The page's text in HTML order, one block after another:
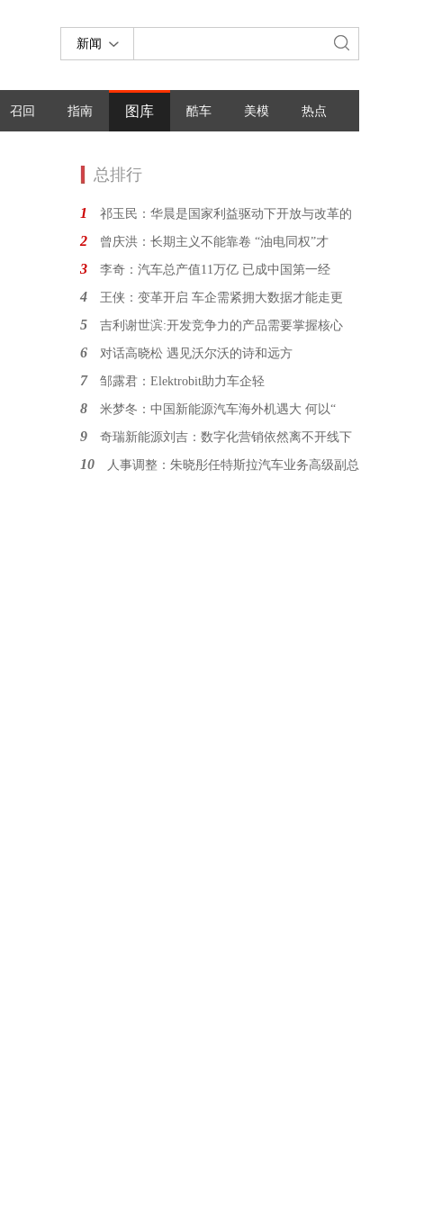
新闻
召回 指南 图库 酷车 美模 热点
总排行
1 祁玉民：华晨是国家利益驱动下开放与改革的
2 曾庆洪：长期主义不能靠卷 “油电同权”才
3 李奇：汽车总产值11万亿 已成中国第一经
4 王侠：变革开启 车企需紧拥大数据才能走更
5 吉利谢世滨:开发竞争力的产品需要掌握核心
6 对话高晓松 遇见沃尔沃的诗和远方
7 邹露君：Elektrobit助力车企轻
8 米梦冬：中国新能源汽车海外机遇大 何以“
9 奇瑞新能源刘吉：数字化营销依然离不开线下
10 人事调整：朱晓彤任特斯拉汽车业务高级副总